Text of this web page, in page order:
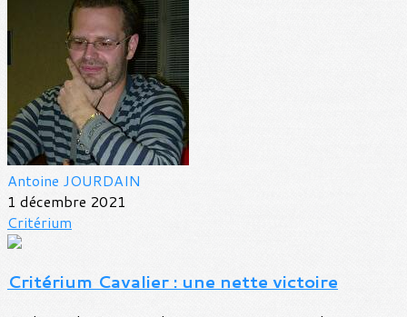
Antoine JOURDAIN
1 décembre 2021
Critérium
Critérium Cavalier : une nette victoire